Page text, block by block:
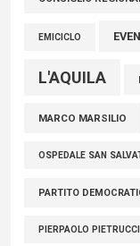
EMICICLO
L'AQUILA
MARCO MARSILIO
OSPEDALE SAN
PARTITO
PIERPAOLO PIETRUCCI